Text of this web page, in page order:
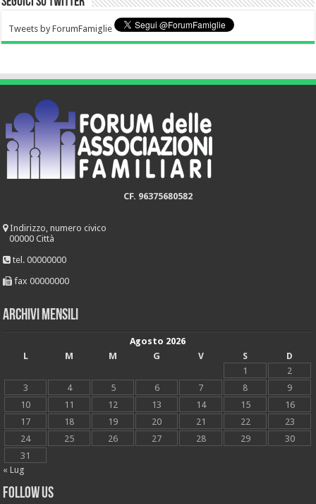
Tweets by ForumFamiglie
CF. 96375680582
Indirizzo, numero civico
00000 Città
tel. 00000000
fax 00000000
Archivi mensili
Agosto 2026
L
M M G V S
D
1
2
3
4 5 6 7 8
9
10
11 12 13 14 15
16
17
18 19 20 21 22
23
24
25 26 27 28 29
30
31
« Lug
Follow Us